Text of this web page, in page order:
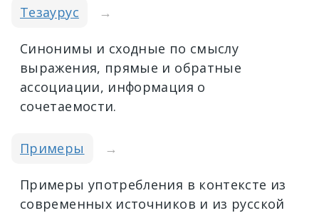
Тезаурус →
Синонимы и сходные по смыслу
выражения, прямые и обратные
ассоциации, информация о
сочетаемости.
Примеры →
Примеры употребления в контексте из
современных источников и из русской